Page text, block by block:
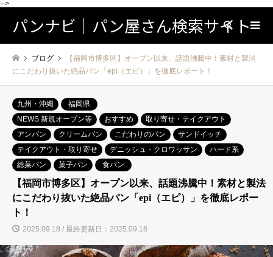
-->
パンナビ｜パン屋さん検索サイト検索
ブログ
【福岡市博多区】オープン以来、話題沸騰中！素材と製法
にこだわり抜いた絶品パン「epi（エピ）」を徹底レポート！
九州・沖縄
福岡県
NEWS 新規オープン等
おすすめ
取り寄せ・テイクアウト
アンパン
クリームパン こだわりのパン
サンドイッチ
テイクアウト・取り寄せ
デニッシュ・クロワッサン
ハード系
総菜パン
菓子パン 食パン
【福岡市博多区】オープン以来、話題沸騰中！素材と製法
にこだわり抜いた絶品パン「epi（エピ）」を徹底レポー
ト！
2025.09.18 / 最終更新日：2025.09.18